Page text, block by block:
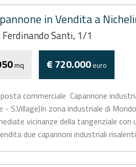
in Vendita a
Santi, 1/1
mq € 720.000euro
commerciale  Capannone
- S.Village)In zona industriale di
vicinanze della tangenziale
due capannoni industriali